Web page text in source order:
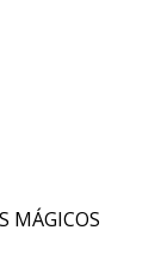
MÁGICOS